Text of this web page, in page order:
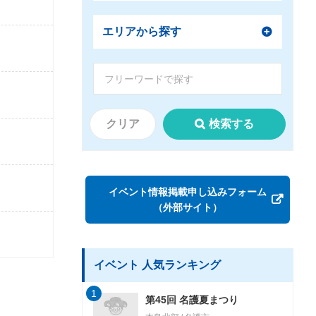
エリアから探す
クリア 検索する
イベント情報掲載申し込みフォーム
（外部サイト）
イベント 人気ランキング
第45回 名護夏まつり
1